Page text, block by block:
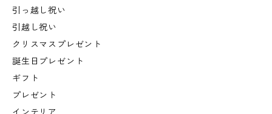
引っ越し祝い
引越し祝い
クリスマスプレゼント
誕生日プレゼント
ギフト
プレゼント